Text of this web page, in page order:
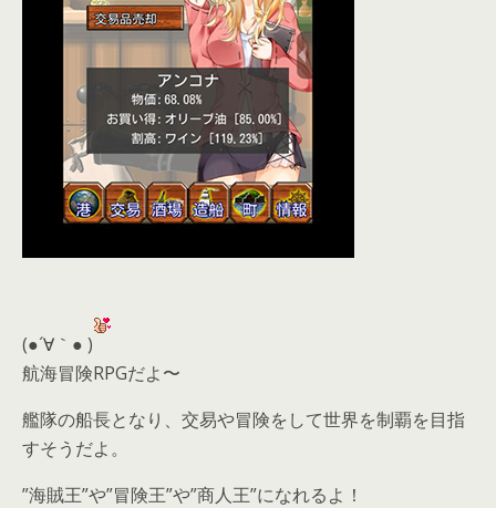
(●´∀｀● )
航海冒険RPGだよ〜
艦隊の船長となり、交易や冒険をして世界を制覇を目指
すそうだよ。
”海賊王”や”冒険王”や”商人王”になれるよ！